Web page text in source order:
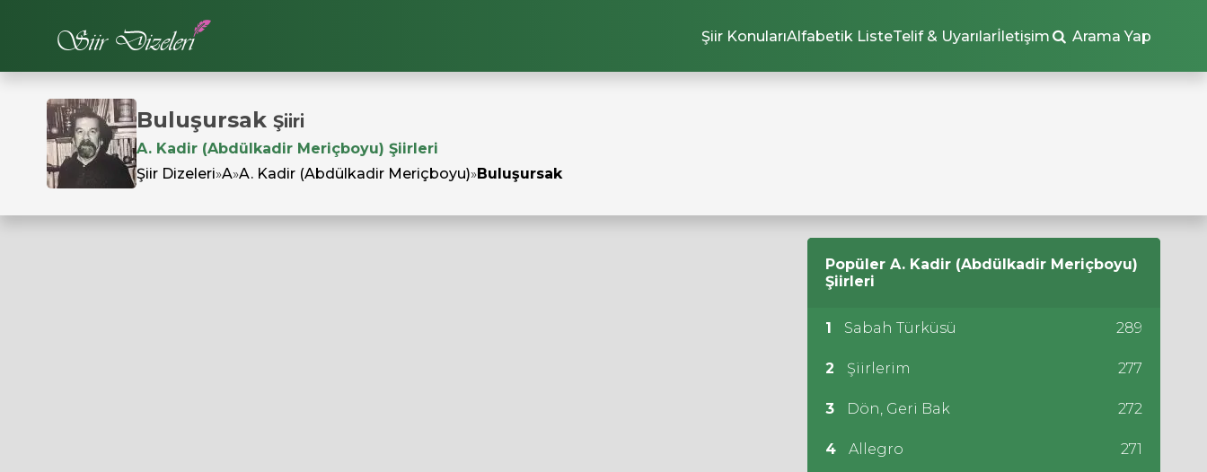
Şiir KonularıAlfabetik ListeTelif & Uyarılarİletişim Arama Yap
Buluşursak Şiiri
A. Kadir (Abdülkadir Meriçboyu) Şiirleri
Şiir Dizeleri»A»A. Kadir (Abdülkadir Meriçboyu)»Buluşursak
Popüler A. Kadir (Abdülkadir Meriçboyu)
Şiirleri
1 Sabah Türküsü 289
2 Şiirlerim 277
3 Dön, Geri Bak 272
4 Allegro 271